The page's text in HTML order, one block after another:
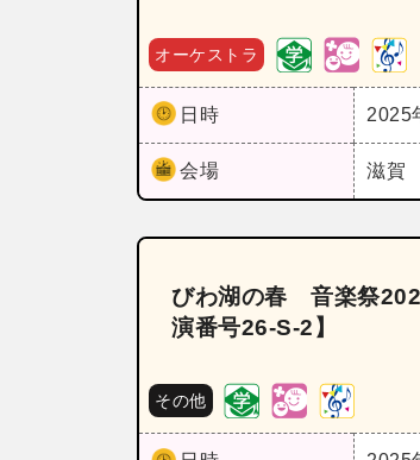
オーケストラ
日時 2025
会場 滋賀
びわ湖の春 音楽祭
演番号26‐S‐2】
その他